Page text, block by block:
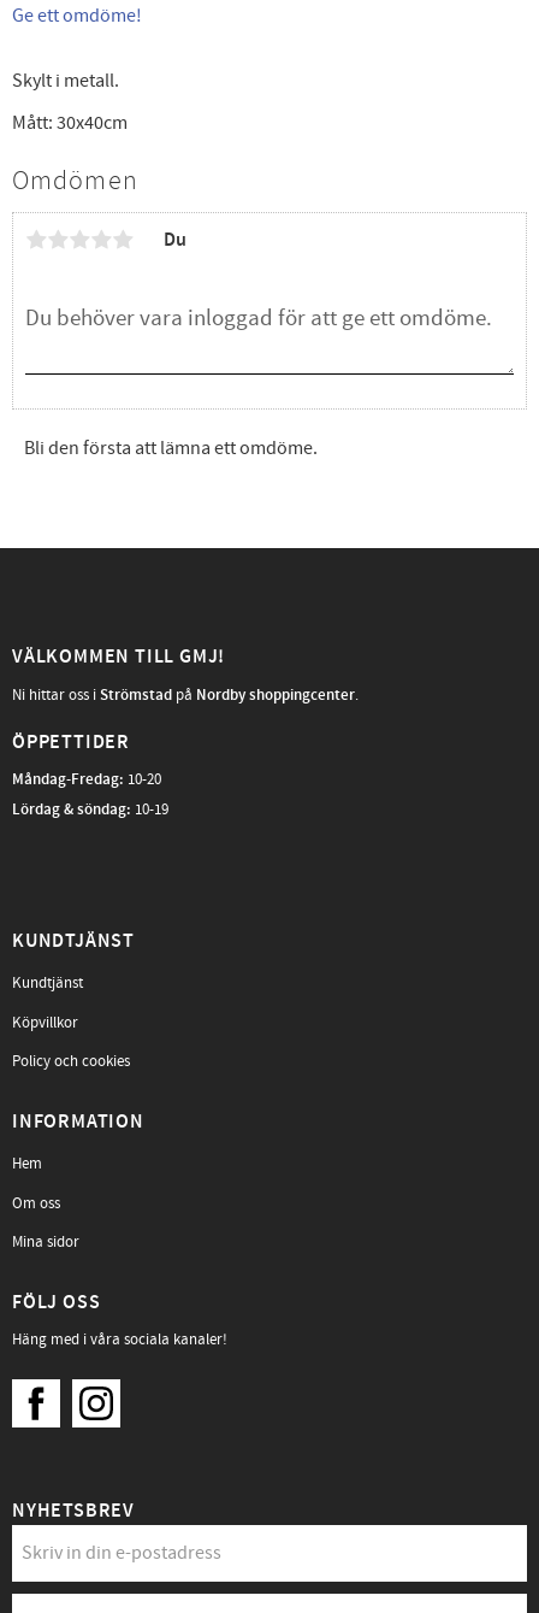
Ge ett omdöme!
Skylt i metall.
Mått: 30x40cm
Omdömen
Du
Bli den första att lämna ett omdöme.
VÄLKOMMEN TILL GMJ!
Ni hittar oss iStrömstad på Nordby shoppingcenter.
ÖPPETTIDER
Måndag-Fredag: 10-20
Lördag & söndag: 10-19
KUNDTJÄNST
Kundtjänst
Köpvillkor
Policy och cookies
INFORMATION
Hem
Om oss
Mina sidor
FÖLJ OSS
Häng med i våra sociala kanaler!
NYHETSBREV